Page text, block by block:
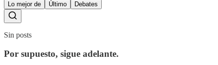
Lo mejor de Último Debates
Sin posts
Por supuesto, sigue adelante.